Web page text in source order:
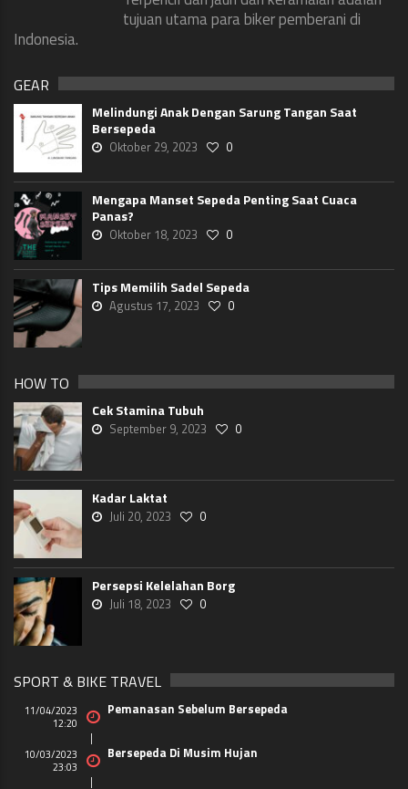
tujuan utama para biker pemberani di
Indonesia.
GEAR
Melindungi Anak Dengan Sarung Tangan Saat
Bersepeda
Oktober 29, 2023 0
Mengapa Manset Sepeda Penting Saat Cuaca
Panas?
Oktober 18, 2023 0
Tips Memilih Sadel Sepeda
Agustus 17, 2023 0
HOW TO
Cek Stamina Tubuh
September 9, 2023 0
Kadar Laktat
Juli 20, 2023 0
Persepsi Kelelahan Borg
Juli 18, 2023 0
SPORT & BIKE TRAVEL
11/04/2023
12:20
Pemanasan Sebelum Bersepeda
10/03/2023
23:03
Bersepeda Di Musim Hujan